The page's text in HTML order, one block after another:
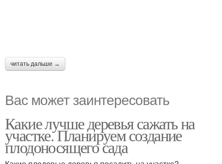
читать дальше →
Вас может заинтересовать
Какие лучше деревья сажать на
участке. Планируем создание
плодоносящего сада